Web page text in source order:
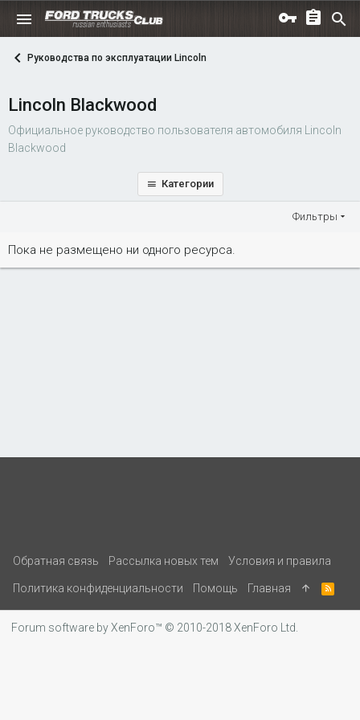
Руководства по эксплуатации Lincoln
Lincoln Blackwood
Официальное руководство пользователя автомобиля Lincoln
Blackwood
Категории
Фильтры
Пока не размещено ни одного ресурса.
Обратная связь Рассылка новых тем Условия и правила
Политика конфиденциальности Помощь Главная
R
S
Forum software by XenForo™ © 2010-2018 XenForo Ltd.